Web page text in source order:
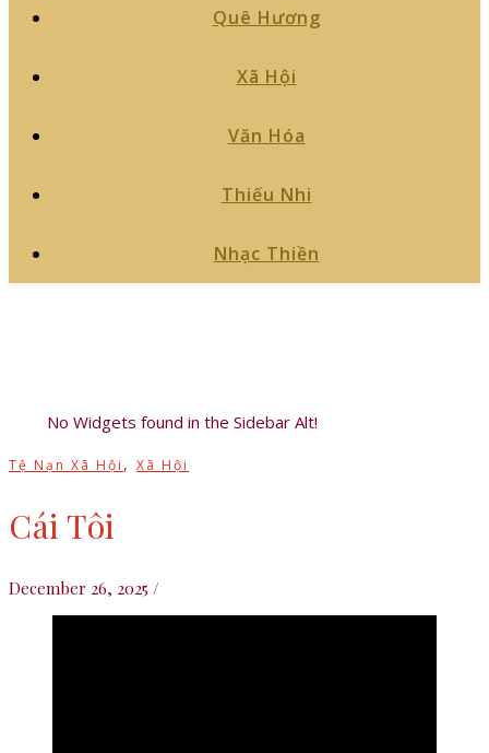
Quê Hương
Xã Hội
Văn Hóa
Thiếu Nhi
Nhạc Thiền
No Widgets found in the Sidebar Alt!
Tệ Nạn Xã Hội , Xã Hội
Cái Tôi
December 26, 2025 /